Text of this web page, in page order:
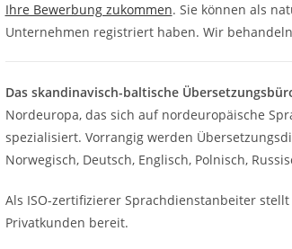
Ihre Bewerbung zukommen. Sie können als
Unternehmen registriert haben. Wir
Das skandinavisch-baltische
Nordeuropa, das sich auf nordeuropäische
spezialisiert. Vorrangig werden
Norwegisch, Deutsch, Englisch, Polnisch,
Als ISO-zertifizierer Sprachdienstanbeiter
Privatkunden bereit.